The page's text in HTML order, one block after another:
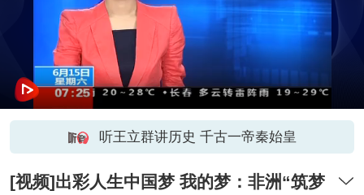
听王立群讲历史 千古一帝秦始皇
[视频]出彩人生中国梦 我的梦：非洲“筑梦